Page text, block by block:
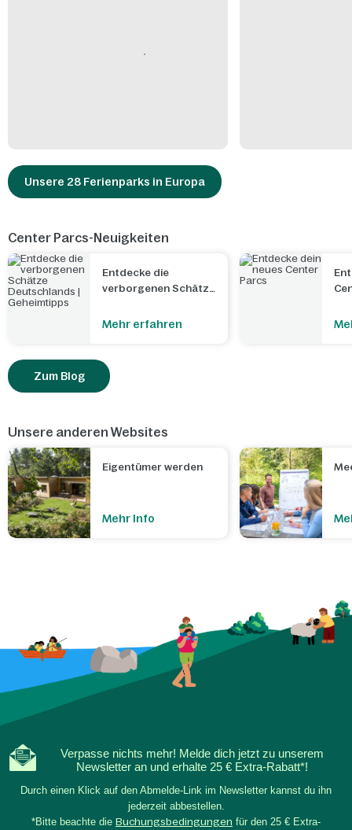
Unsere 28 Ferienparks in Europa
Center Parcs-Neuigkeiten
Entdecke die
verborgenen Schätze
Geheimtipps
Mehr erfahren
Zum Blog
Unsere anderen Websites
Eigentümer werden
Mehr Info
Verpasse nichts mehr! Melde dich jetzt zu unserem
Newsletter an und erhalte 25 € Extra-Rabatt*!
Durch einen Klick auf den Abmelde-Link im Newsletter kannst du ihn
jederzeit abbestellen.
*Bitte beachte die Buchungsbedingungen für den 25 € Extra-